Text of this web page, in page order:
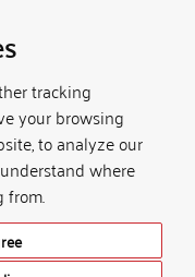
tracking
your browsing
to analyze our
where
from.